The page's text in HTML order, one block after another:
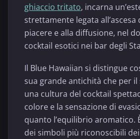
ghiaccio tritato, incarna
strettamente legata
piacere e alla diffusione, nel
cocktail esotici nei bar degli
Il Blue Hawaiian si distingue
sua grande antichità che per
una cultura del cocktail
colore e la sensazione di
quanto l’equilibrio aromatico.
dei simboli più riconoscibili